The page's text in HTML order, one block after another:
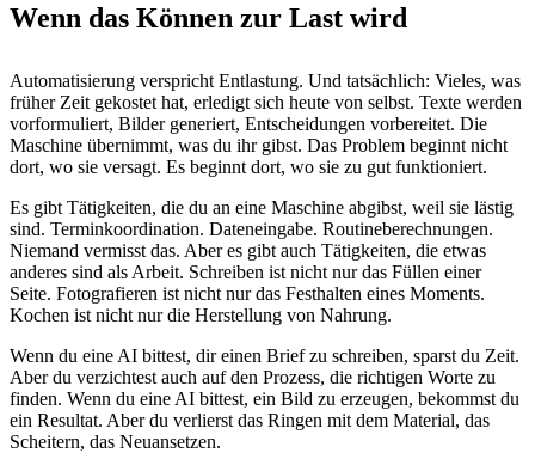
Wenn das Können zur Last wird
Automatisierung verspricht Entlastung. Und tatsächlich: Vieles, was
früher Zeit gekostet hat, erledigt sich heute von selbst. Texte werden
vorformuliert, Bilder generiert, Entscheidungen vorbereitet. Die
Maschine übernimmt, was du ihr gibst. Das Problem beginnt nicht
dort, wo sie versagt. Es beginnt dort, wo sie zu gut funktioniert.
Es gibt Tätigkeiten, die du an eine Maschine abgibst, weil sie lästig
sind. Terminkoordination. Dateneingabe. Routineberechnungen.
Niemand vermisst das. Aber es gibt auch Tätigkeiten, die etwas
anderes sind als Arbeit. Schreiben ist nicht nur das Füllen einer
Seite. Fotografieren ist nicht nur das Festhalten eines Moments.
Kochen ist nicht nur die Herstellung von Nahrung.
Wenn du eine AI bittest, dir einen Brief zu schreiben, sparst du Zeit.
Aber du verzichtest auch auf den Prozess, die richtigen Worte zu
finden. Wenn du eine AI bittest, ein Bild zu erzeugen, bekommst du
ein Resultat. Aber du verlierst das Ringen mit dem Material, das
Scheitern, das Neuansetzen.